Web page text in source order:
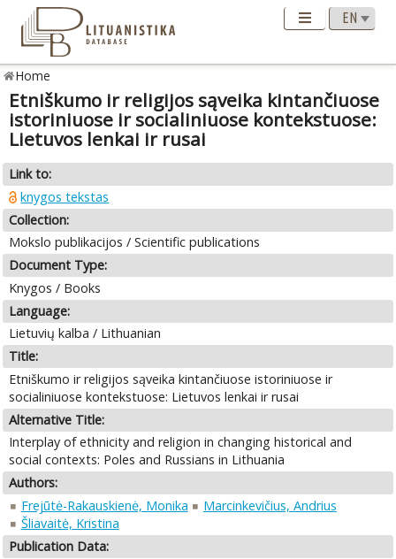
Home
Etniškumo ir religijos sąveika kintančiuose
istoriniuose ir socialiniuose kontekstuose:
Lietuvos lenkai ir rusai
Link to:
knygos tekstas
Collection:
Mokslo publikacijos / Scientific publications
Document Type:
Knygos / Books
Language:
Lietuvių kalba / Lithuanian
Title:
Etniškumo ir religijos sąveika kintančiuose istoriniuose ir
socialiniuose kontekstuose: Lietuvos lenkai ir rusai
Alternative Title:
Interplay of ethnicity and religion in changing historical and
social contexts: Poles and Russians in Lithuania
Authors:
Frejūtė-Rakauskienė, Monika
Marcinkevičius, Andrius
Šliavaitė, Kristina
Publication Data: